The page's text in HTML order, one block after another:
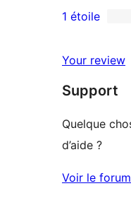
3
avis
2
à
1
1 étoile
Your review
Support
Quelque
d’aide ?
Voir le